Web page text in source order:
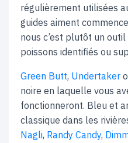
régulièrement utilisées
guides aiment
nous c’est plutôt un
poissons identifiés ou
Green Butt, Undertaker
noire en laquelle vous
fonctionneront. Bleu et
classique dans les
Nagli, Randy Candy,